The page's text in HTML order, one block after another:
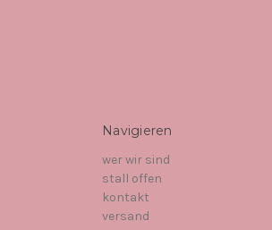
Navigieren
wer wir sind
stall offen
kontakt
versand